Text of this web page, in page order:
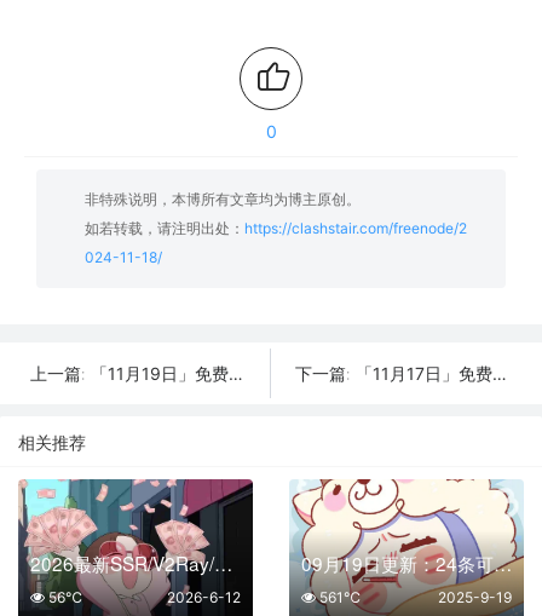
0
非特殊说明，本博所有文章均为博主原创。
如若转载，请注明出处： https://clashstair.com/freenode/2
024-11-18/
上一篇: 「11月19日」免费节点数量17个，SSR/V2ray/Shadowrocket/Clash订阅链接 下一篇: 「11月17日」免费节点数量27个，SSR/V2ray/Shadowrocket/Clash订阅链接
相关推荐
2026最新SSR/V2Ray/Clash免费节点 | 6月12日可用订阅
2026-6-12
56℃
09月19日更新：24条可用免费节点 | 2025年SSR/V2ray/Clash订阅链接
2025-9-19
561℃